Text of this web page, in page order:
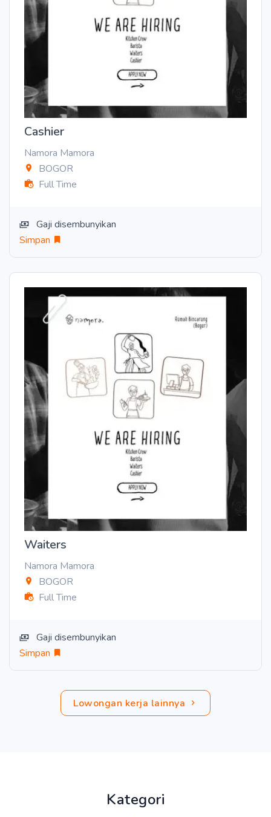
Cashier
Namora Mamora
BOGOR
Full Time
Gaji disembunyikan
Simpan
Waiters
Namora Mamora
BOGOR
Full Time
Gaji disembunyikan
Simpan
Lowongan kerja lainnya
Kategori